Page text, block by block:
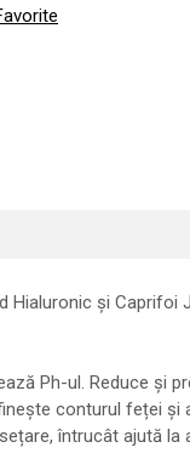
Hialuronic și
Ph-ul. Reduce și
conturul feței și
întrucât ajută